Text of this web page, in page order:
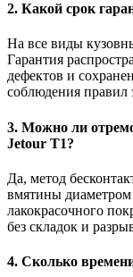
2. Какой срок
На все виды
Гарантия
дефектов и
соблюдения правил
3. Можно ли
Jetour T1?
Да, метод
вмятины диаметром
лакокрасочного
без складок и
4. Сколько